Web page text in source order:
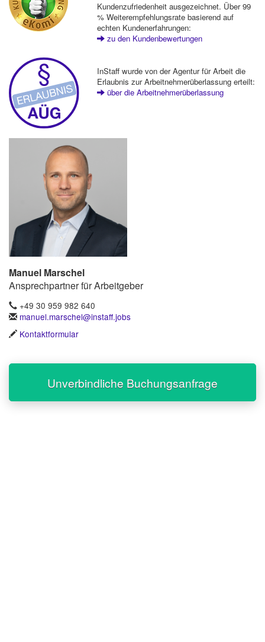
Kundenzufriedenheit ausgezeichnet. Über 99
% Weiterempfehlungsrate basierend auf
echten Kundenerfahrungen:
zu den Kundenbewertungen
InStaff wurde von der Agentur für Arbeit die
Erlaubnis zur Arbeitnehmerüberlassung erteilt:
über die Arbeitnehmerüberlassung
Manuel Marschel
Ansprechpartner für Arbeitgeber
+49 30 959 982 640
manuel.marschel@instaff.jobs
Kontaktformular
Unverbindliche Buchungsanfrage